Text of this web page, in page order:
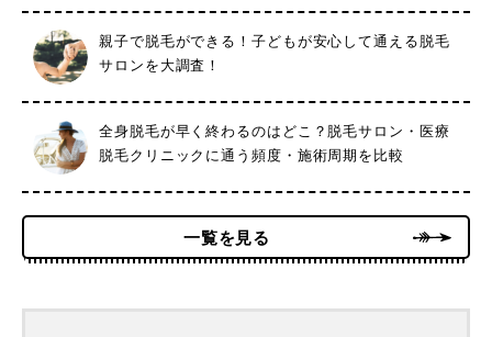
親子で脱毛ができる！子どもが安心して通える脱毛
サロンを大調査！
全身脱毛が早く終わるのはどこ？脱毛サロン・医療
脱毛クリニックに通う頻度・施術周期を比較
一覧を見る